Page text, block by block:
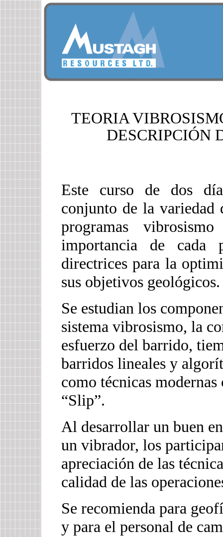
TEORIA
DESCRIPCIÓN
Este curso de dos
conjunto de la variedad
programas
importancia de cada
directrices para la
sus objetivos geológicos.
Se estudian los
sistema vibrosismo, la
esfuerzo del barrido,
barridos lineales y
como técnicas
“Slip”.
Al desarrollar un buen
un vibrador, los
apreciación de las
calidad de las
Se recomienda para
y para el personal de